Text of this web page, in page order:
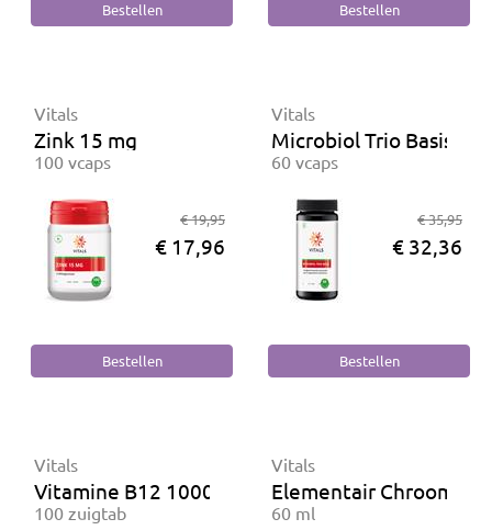
Vitals
Zink 15 mg
100 vcaps
€ 19,95
€ 17,96
Vitals
Microbiol Trio Basis
60 vcaps
€ 35,95
€ 32,36
Vitals
Vitamine B12 1000 mcg
100 zuigtab
Vitals
Elementair Chroom
60 ml